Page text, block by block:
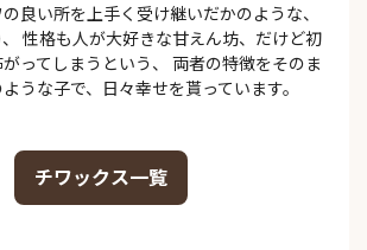
良い所を上手く受け継いだかのような、
性格も人が大好きな甘えん坊、だけど初
ってしまうという、 両者の特徴をそのま
うな子で、日々幸せを貰っています。
チワックス一覧